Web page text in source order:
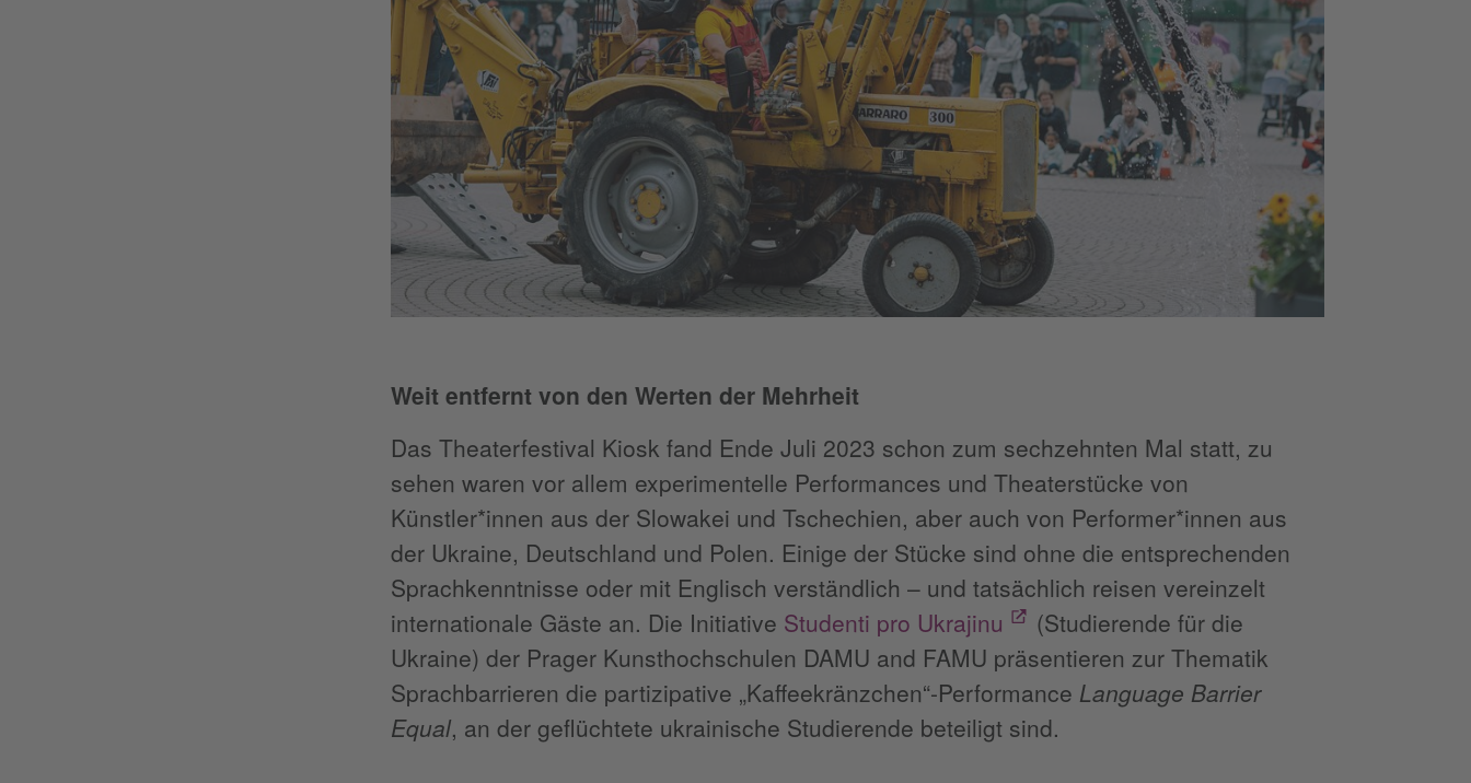
Weit entfernt von den Werten der Mehrheit
Das Theaterfestival Kiosk fand Ende Juli 2023 schon zum sechzehnten Mal statt, zu
sehen waren vor allem experimentelle Performances und Theaterstücke von
Künstler*innen aus der Slowakei und Tschechien, aber auch von Performer*innen aus
der Ukraine, Deutschland und Polen. Einige der Stücke sind ohne die entsprechenden
Sprachkenntnisse oder mit Englisch verständlich – und tatsächlich reisen vereinzelt
internationale Gäste an. Die Initiative Studenti pro Ukrajinu
(Studierende für die
Ukraine) der Prager Kunsthochschulen DAMU and FAMU präsentieren zur Thematik
Sprachbarrieren die partizipative „Kaffeekränzchen“-Performance Language Barrier
Equal, an der geflüchtete ukrainische Studierende beteiligt sind.